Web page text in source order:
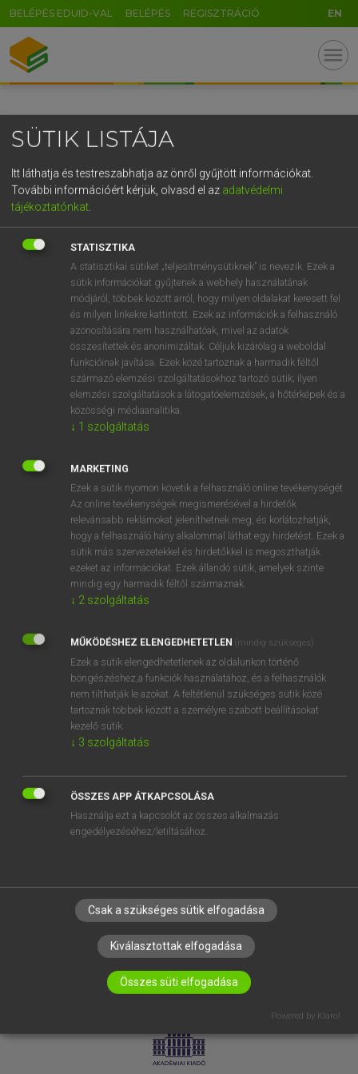
BELÉPÉS EDUID-VAL BELÉPÉS REGISZTRÁCIÓ EN
menu
OOOOPS!
SZOTAR.NET APPLIKÁCIÓ
MICROSOFT OFFICE BŐVÍTMÉNY
BEÉPÜLŐ SZÓTÁRMODUL
ONLINE NYELVVIZSGA
EGYÉNI FELHASZNÁLÓKNAK
TANULÓKNAK
OKTATÁSI INTÉZMÉNYEKNEK
VÁLLALATI MEGOLDÁSOK
RÓLUNK
ELÉRHETŐSÉG
SÜTI BEÁLLÍTÁSOK
LICENCSZERZŐDÉS ADATVÉDELEM
SÜTIK LISTÁJA
Itt láthatja és testreszabhatja az önről gyűjtött információkat.
További információért kérjük, olvasd el az adatvédelmi
tájékoztatónkat
STATISZTIKA
A statisztikai sütiket „teljesítménysütiknek” is nevezik. Ezek a
sütik információkat gyűjtenek a webhely használatának
módjáról, többek között arról, hogy milyen oldalakat keresett fel
és milyen linkekre kattintott. Ezek az információk a felhasználó
azonosítására nem használhatóak, mivel az adatok
összesítettek és anonimizáltak. Céljuk kizárólag a weboldal
funkcióinak javítása. Ezek közé tartoznak a harmadik féltől
származó elemzési szolgáltatásokhoz tartozó sütik; ilyen
elemzési szolgáltatások a látogatóelemzések, a hőtérképek és a
közösségi médiaanalitika.
↓ 1 szolgáltatás
MARKETING
Ezek a sütik nyomon követik a felhasználó online tevékenységét.
Az online tevékenységek megismerésével a hirdetők
relevánsabb reklámokat jeleníthetnek meg, és korlátozhatják,
hogy a felhasználó hány alkalommal láthat egy hirdetést. Ezek a
sütik más szervezetekkel és hirdetőkkel is megoszthatják
ezeket az információkat. Ezek állandó sütik, amelyek szinte
mindig egy harmadik féltől származnak.
↓ 2 szolgáltatás
MŰKÖDÉSHEZ ELENGEDHETETLEN (mindig szükséges)
Ezek a sütik elengedhetetlenek az oldalunkon történő
böngészéshez,a funkciók használatához, és a felhasználók
nem tilthatják le azokat. A feltétlenül szükséges sütik közé
tartoznak többek között a személyre szabott beállításokat
kezelő sütik.
↓ 3 szolgáltatás
ÖSSZES APP ÁTKAPCSOLÁSA
Használja ezt a kapcsolót az összes alkalmazás
engedélyezéséhez/letiltásához.
Csak a szükséges sütik elfogadása
Kiválasztottak elfogadása
Összes süti elfogadása
Powered by Klaro!
GR
5
g h k l
v b n m , . - AltGr